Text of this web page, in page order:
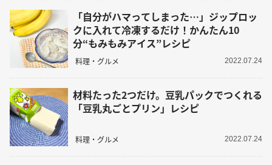
「自分がハマってしまった…」ジップロッ
クに入れて冷凍するだけ！かんたん10
分“もみもみアイス”レシピ
料理・グルメ 2022.07.24
材料たった2つだけ。豆乳パックでつくれる
「豆乳丸ごとプリン」レシピ
料理・グルメ 2022.07.24